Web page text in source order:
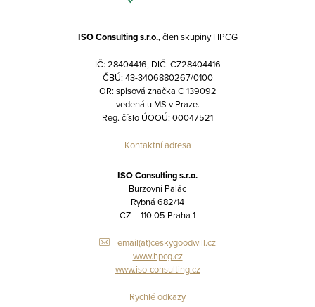
ISO Consulting s.r.o.,člen skupiny HPCG
IČ: 28404416, DIČ: CZ28404416
ČBÚ: 43-3406880267/0100
OR: spisová značka C 139092
vedená u MS v Praze.
Reg. číslo ÚOOÚ: 00047521
Kontaktní adresa
ISO Consulting s.r.o.
Burzovní Palác
Rybná 682/14
CZ – 110 05 Praha 1
email(at)ceskygoodwill.cz
www.hpcg.cz
www.iso-consulting.cz
Rychlé odkazy